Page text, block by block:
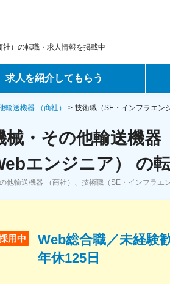
）の転職・求人情報を掲載中
求人を紹介してもらう
ントサービス
サービス
ナーエージェントサービス
転
デ
コ
輸送機器 （商社） 技術職（SE・インフラエン
械・その他輸送機
エンジニア） の
他輸送機器 （商社）、技術職（SE・インフラエ
用中
Web総合職／未経験
年休125日